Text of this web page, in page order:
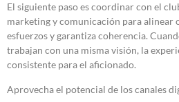
El siguiente paso es coordinar con el
marketing y comunicación para alinear
esfuerzos y garantiza coherencia.
trabajan con una misma visión, la
consistente para el aficionado.
Aprovecha el potencial de los canales